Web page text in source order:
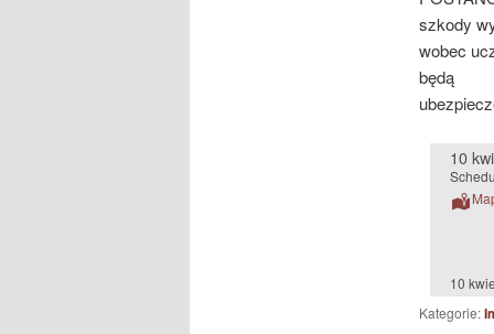
szkody
wobec
będą
10
10
Kategorie: